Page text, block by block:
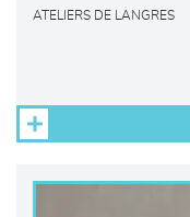
ATELIERS DE LANGRES